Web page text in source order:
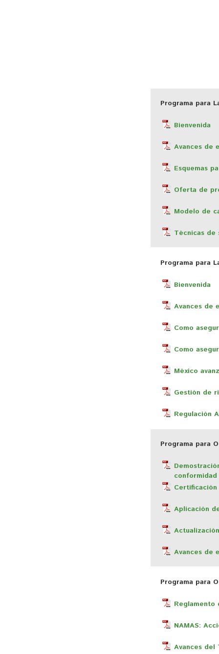
Programa para
Bienvenida
Avances de
Esquemas
Oferta de
Modelo de
Técnicas de
Programa para
Bienvenida
Avances de
Como
Como
México
Gestión de
Regulación
Programa para
conformidad
Aplicación
Avances de
Programa para
Reglamento
NAMAS:
Avances del